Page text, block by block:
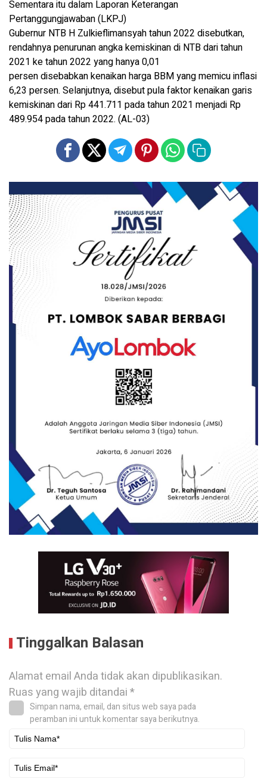
Sementara itu dalam Laporan Keterangan
Pertanggungjawaban (LKPJ)
Gubernur NTB H Zulkieflimansyah tahun 2022 disebutkan,
rendahnya penurunan angka kemiskinan di NTB dari tahun
2021 ke tahun 2022 yang hanya 0,01
persen disebabkan kenaikan harga BBM yang memicu inflasi
6,23 persen. Selanjutnya, disebut pula faktor kenaikan garis
kemiskinan dari Rp 441.711 pada tahun 2021 menjadi Rp
489.954 pada tahun 2022. (AL-03)
Tinggalkan Balasan
Alamat email Anda tidak akan dipublikasikan.
Ruas yang wajib ditandai*
Simpan nama, email, dan situs web saya pada
peramban ini untuk komentar saya berikutnya.